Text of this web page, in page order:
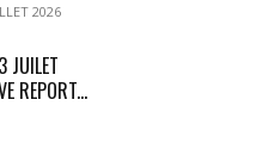
2026
JUILET
REPORT...